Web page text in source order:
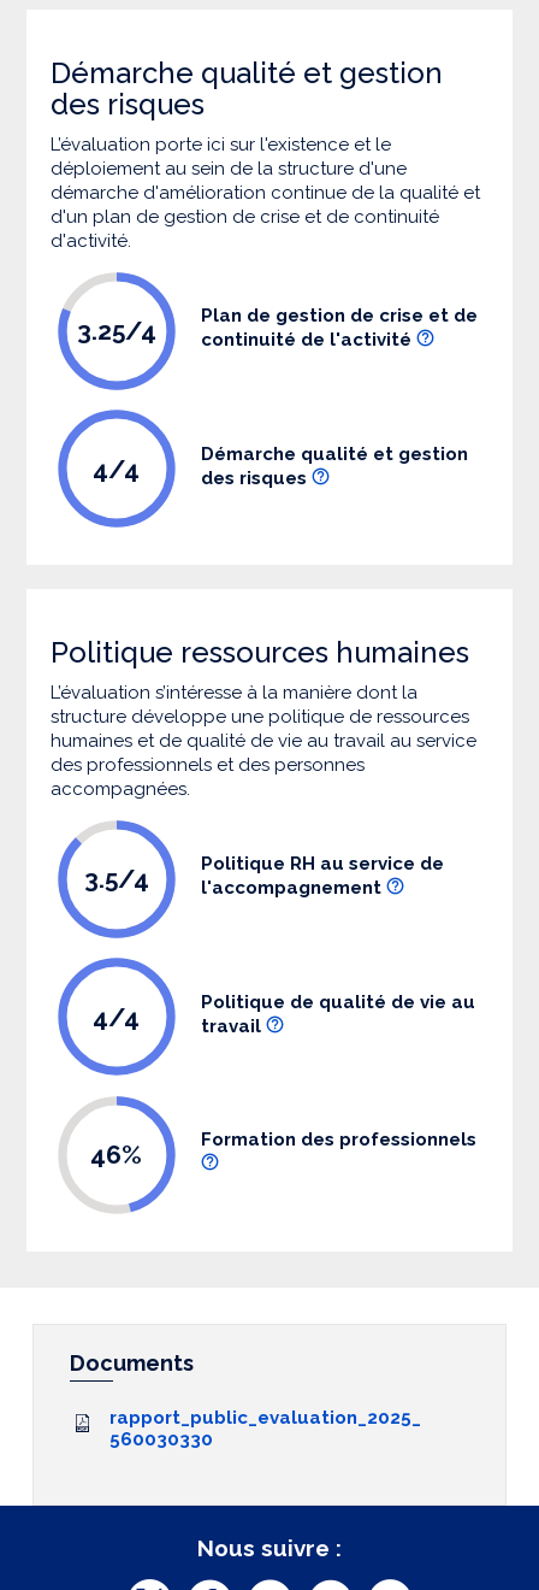
Démarche qualité et gestion
des risques
L’évaluation porte ici sur l'existence et le
déploiement au sein de la structure d'une
démarche d'amélioration continue de la qualité et
d'un plan de gestion de crise et de continuité
d'activité.
3.25/4
Plan de gestion de crise et de
continuité de l'activité
4/4
Démarche qualité et gestion
des risques
Politique ressources humaines
L’évaluation s’intéresse à la manière dont la
structure développe une politique de ressources
humaines et de qualité de vie au travail au service
des professionnels et des personnes
accompagnées.
3.5/4
Politique RH au service de
l'accompagnement
4/4
Politique de qualité de vie au
travail
46% Formation des professionnels
Documents
rapport_public_evaluation_2025_
560030330
Nous suivre :